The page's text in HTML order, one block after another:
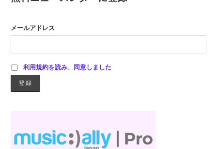
メールアドレス
利用規約を読み、同意しました